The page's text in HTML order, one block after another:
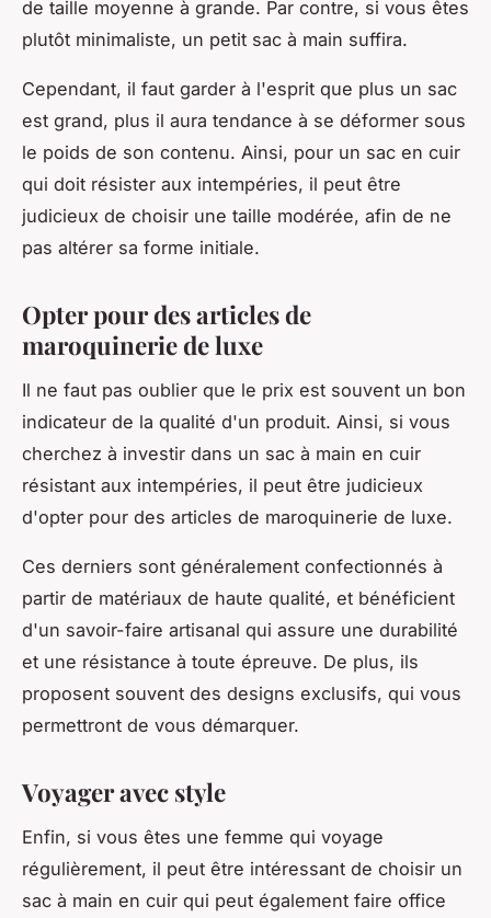
de taille moyenne à grande. Par contre, si vous êtes
plutôt minimaliste, un petit sac à main suffira.
Cependant, il faut garder à l'esprit que plus un sac
est grand, plus il aura tendance à se déformer sous
le poids de son contenu. Ainsi, pour un sac en cuir
qui doit résister aux intempéries, il peut être
judicieux de choisir une taille modérée, afin de ne
pas altérer sa forme initiale.
Opter pour des articles de
maroquinerie de luxe
Il ne faut pas oublier que le prix est souvent un bon
indicateur de la qualité d'un produit. Ainsi, si vous
cherchez à investir dans un sac à main en cuir
résistant aux intempéries, il peut être judicieux
d'opter pour des articles de maroquinerie de luxe.
Ces derniers sont généralement confectionnés à
partir de matériaux de haute qualité, et bénéficient
d'un savoir-faire artisanal qui assure une durabilité
et une résistance à toute épreuve. De plus, ils
proposent souvent des designs exclusifs, qui vous
permettront de vous démarquer.
Voyager avec style
Enfin, si vous êtes une femme qui voyage
régulièrement, il peut être intéressant de choisir un
sac à main en cuir qui peut également faire office